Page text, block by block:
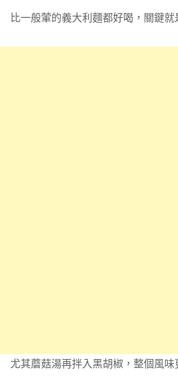
比一般葷的義大利麵都好喝，關鍵就
尤其蘑菇湯再拌入黑胡椒，整個風味